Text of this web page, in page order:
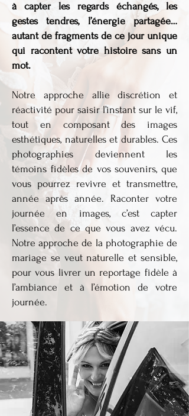
à capter les regards échangés, les
gestes tendres, l’énergie partagée…
autant de fragments de ce jour unique
qui racontent votre histoire sans un
mot.
Notre approche allie discrétion et
réactivité pour saisir l’instant sur le vif,
tout en composant des images
esthétiques, naturelles et durables. Ces
photographies deviennent les
témoins fidèles de vos souvenirs, que
vous pourrez revivre et transmettre,
année après année. Raconter votre
journée en images, c’est capter
l’essence de ce que vous avez vécu.
Notre approche de la photographie de
mariage se veut naturelle et sensible,
pour vous livrer un reportage fidèle à
l’ambiance et à l’émotion de votre
journée.